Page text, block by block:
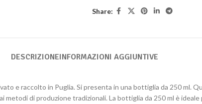
Share:
DESCRIZIONEINFORMAZIONI AGGIUNTIVE
e raccolto in Puglia. Si presenta in una bottiglia da 250 ml.
metodi di produzione tradizionali. La bottiglia da 250 ml è